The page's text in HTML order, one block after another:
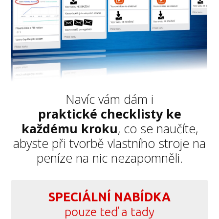
Navíc vám dám i
praktické checklisty ke
každému kroku, co se naučíte,
abyste při tvorbě vlastního stroje na
peníze na nic nezapomněli.
SPECIÁLNÍ NABÍDKA
pouze teď a tady